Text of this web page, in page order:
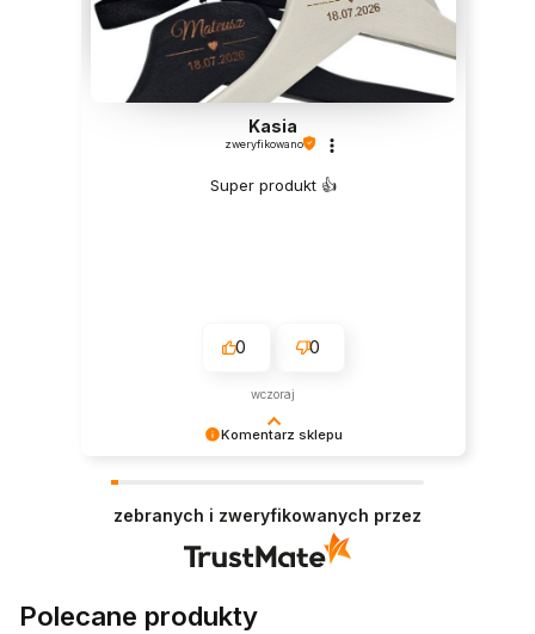
Komentarz sklepu
Kasia
zweryfikowano
Super produkt 👍️
0 0
wczoraj
zebranych i zweryfikowanych przez
Polecane produkty